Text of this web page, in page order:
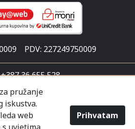
pružanje
iskustva.
web
Prihvatam
PDV: 227249750009
+387 36 655 528
za Ljubuški 1
sub 07:30 - 21:00